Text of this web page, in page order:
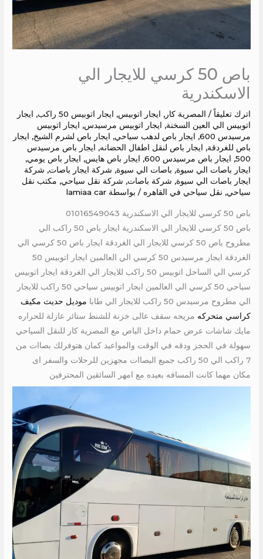
باص 50 كرسي للايجار الي
الاسكندرية
اترك تعليقاً / المصرية كار, ايجار اتوبيس, ايجار اتوبيس 50 راكب , ايجار
اتوبيس الي العين السخنة, ايجار اتوبيس مرسيدس, ايجار اتوبيس
مرسيدس 600
, ايجار باص لدهب سياحي, ايجار باص لشرم الشيخ, ايجار
باص للغردقة, ايجار باص لنقل اطفال الحضانه, ايجار باص مرسيدس
500
, ايجار باص مرسيدس 600 , ايجار باص هايس, ايجار باص يومي,
ايجار باصات الي سيوة, باصات الي سيوة, شركة ايجار باصات, شركة
ايجار باصات الي سيوة, شركة باصات, شركة نقل سياحي, مكتب نقل
سياحي, نقل سياحي في القاهره / بواسطة lamiaa car
باص 50 كرسي للايجار الي الاسكندرية 01016549043
باص 50 كرسي للايجار الي الاسكندرية ايجار باص 50 راكب الي
مطروح باص 50 كرسي للايجار الي الغردقة ايجار باص 50 كرسي الي
الغردقة ايجار مرسيدس 50 كرسي الي العالمين ايجار اتوبيس 50
كرسي الي الساحل اتوبيس 50 راكب للايجار الي الغردقة ايجار اتوبيس
سياحي 50 كرسي الي العالمين ايجار اتوبيس سياحي 50 راكب للايجار
الي مطروح مرسيدس 50 راكب للايجار الي طابا
موديل حديث مكيف
كراسي متحركه مريحه سقف عالى خزنة للشنط ستائر عازلة للحراره
مايك شاشات عرض حمام داخل الباص مع المصرية كار للنقل السياحي
سهولة في الحجز ودقه في الوقت والمواعيد كمان هتوفرلك بصاات من
7 راكب الي 50 راكب جميع البصاات مجهزين للرحلات والسفر اى
مكان مهما كانت المسافه بعيده مع امهر السائقين المحترفين